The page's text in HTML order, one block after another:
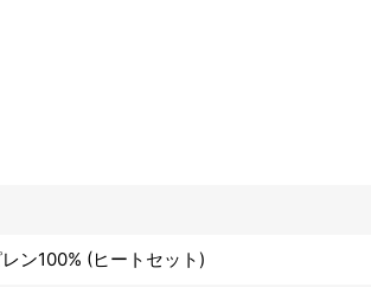
ン100% (ヒートセット)